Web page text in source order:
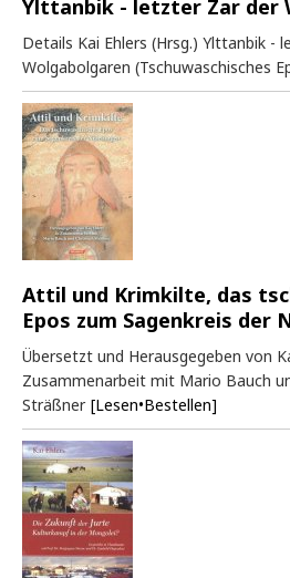
Ylttanbik - letzter Zar der
Details Kai Ehlers (Hrsg.) Ylttanbik -
Wolgabolgaren (Tschuwaschisches
Attil und Krimkilte, das
Epos zum Sagenkreis der
Übersetzt und Herausgegeben von
Zusammenarbeit mit Mario Bauch
Sträßner [Lesen•Bestellen]